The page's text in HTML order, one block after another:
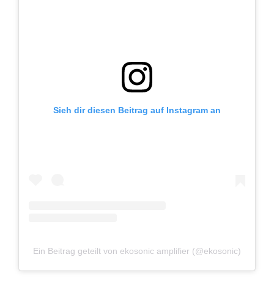
Sieh dir diesen Beitrag auf Instagram an
Ein Beitrag geteilt von ekosonic amplifier (@ekosonic)